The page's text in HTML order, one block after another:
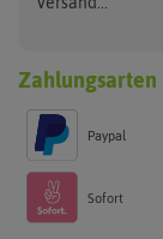
Zahlungsarten
Paypal
Sofort